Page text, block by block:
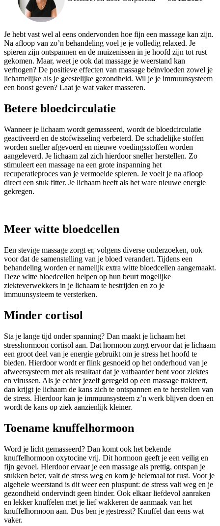
Je hebt vast wel al eens ondervonden hoe fijn een massage kan zijn.
Na afloop van zo’n behandeling voel je je volledig relaxed. Je
spieren zijn ontspannen en de muizenissen in je hoofd zijn tot rust
gekomen. Maar, weet je ook dat massage je weerstand kan
verhogen? De positieve effecten van massage beïnvloeden zowel je
lichamelijke als je geestelijke gezondheid. Wil je je immuunsysteem
een boost geven? Laat je wat vaker masseren.
Betere bloedcirculatie
Wanneer je lichaam wordt gemasseerd, wordt de bloedcirculatie
geactiveerd en de stofwisseling verbeterd. De schadelijke stoffen
worden sneller afgevoerd en nieuwe voedingsstoffen worden
aangeleverd. Je lichaam zal zich hierdoor sneller herstellen. Zo
stimuleert een massage na een grote inspanning het
recuperatieproces van je vermoeide spieren. Je voelt je na afloop
direct een stuk fitter. Je lichaam heeft als het ware nieuwe energie
gekregen.
Meer witte bloedcellen
Een stevige massage zorgt er, volgens diverse onderzoeken, ook
voor dat de samenstelling van je bloed verandert. Tijdens een
behandeling worden er namelijk extra witte bloedcellen aangemaakt.
Deze witte bloedcellen helpen op hun beurt mogelijke
ziekteverwekkers in je lichaam te bestrijden en zo je
immuunsysteem te versterken.
Minder cortisol
Sta je lange tijd onder spanning? Dan maakt je lichaam het
stresshormoon cortisol aan. Dat hormoon zorgt ervoor dat je lichaam
een groot deel van je energie gebruikt om je stress het hoofd te
bieden. Hierdoor wordt er flink gesnoeid op het onderhoud van je
afweersysteem met als resultaat dat je vatbaarder bent voor ziektes
en virussen. Als je echter jezelf geregeld op een massage trakteert,
dan krijgt je lichaam de kans zich te ontspannen en te herstellen van
de stress. Hierdoor kan je immuunsysteem z’n werk blijven doen en
wordt de kans op ziek aanzienlijk kleiner.
Toename knuffelhormoon
Word je licht gemasseerd? Dan komt ook het bekende
knuffelhormoon oxytocine vrij. Dit hormoon geeft je een veilig en
fijn gevoel. Hierdoor ervaar je een massage als prettig, ontspan je
stukken beter, valt de stress weg en kom je helemaal tot rust. Voor je
algehele weerstand is dit weer een pluspunt: de stress valt weg en je
gezondheid ondervindt geen hinder. Ook elkaar liefdevol aanraken
en lekker knuffelen met je lief wakkeren de aanmaak van het
knuffelhormoon aan. Dus ben je gestresst? Knuffel dan eens wat
vaker.